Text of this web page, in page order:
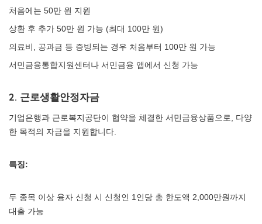
처음에는 50만 원 지원
상환 후 추가 50만 원 가능 (최대 100만 원)
의료비, 공과금 등 증빙되는 경우 처음부터 100만 원 가능
서민금융통합지원센터나 서민금융 앱에서 신청 가능
2. 근로생활안정자금
기업은행과 근로복지공단이 협약을 체결한 서민금융상품으로, 다양
한 목적의 자금을 지원합니다.
특징:
두 종목 이상 융자 신청 시 신청인 1인당 총 한도액 2,000만원까지
대출 가능